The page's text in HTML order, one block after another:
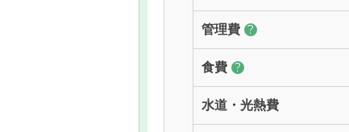
管理費 ?
食費 ?
水道・光熱費